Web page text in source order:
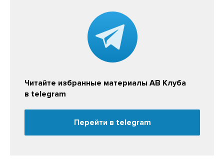
Читайте избранные материалы АВ Клуба
в telegram
Перейти в telegram